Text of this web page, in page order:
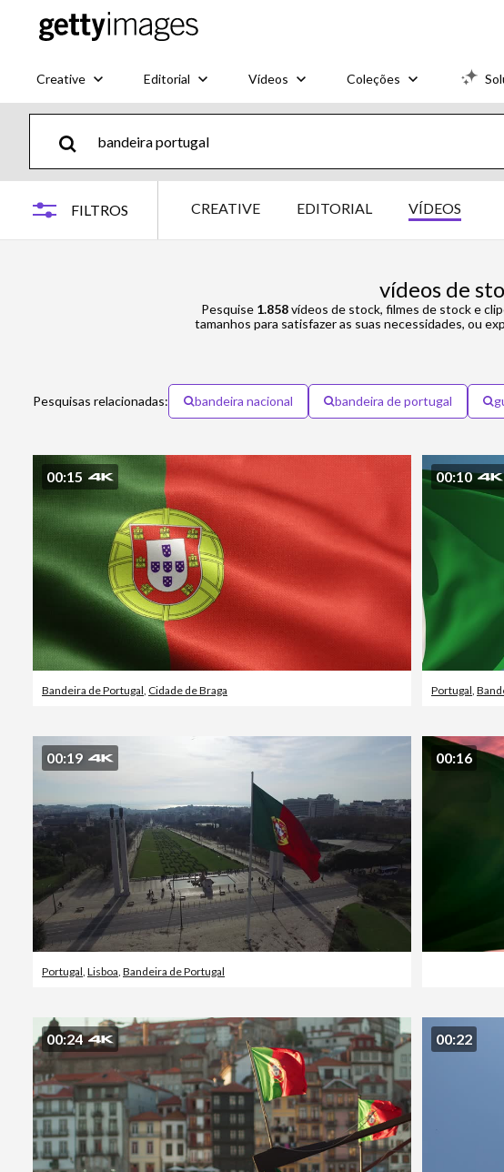
Creative Editorial Vídeos Coleções
FILTROS CREATIVE EDITORIAL VÍDEOS
vídeos de
Pesquise 1.858vídeos de stock, filmes de stock e
tamanhos para satisfazer as suas necessidades, ou
Pesquisas relacionadas: bandeira nacional bandeira de portugal
00:15
Bandeira de Portugal, Cidade de Braga
00:10
Portugal,
00:19
Portugal, Lisboa, Bandeira de Portugal
00:16
00:24 00:22